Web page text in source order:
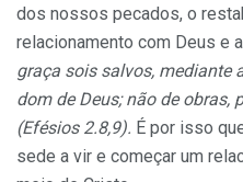
dos nossos pecados, o
relacionamento com Deus e
graça sois salvos, mediante
dom de Deus; não de obras,
(Efésios 2.8,9). É por isso
sede a vir e começar um